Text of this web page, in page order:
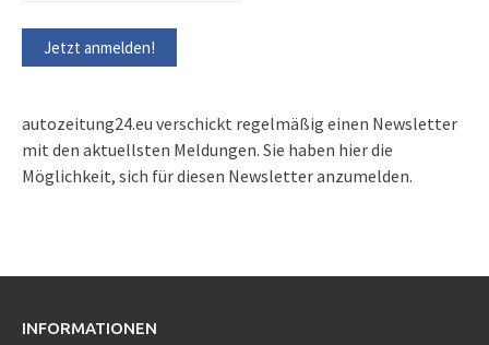
autozeitung24.eu verschickt regelmäßig einen Newsletter
mit den aktuellsten Meldungen. Sie haben hier die
Möglichkeit, sich für diesen Newsletter anzumelden.
INFORMATIONEN